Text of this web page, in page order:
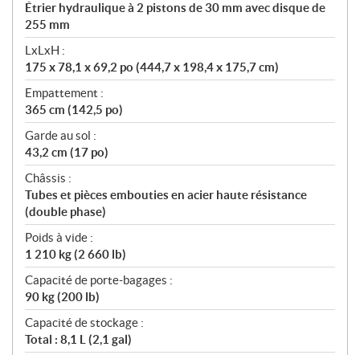
Étrier hydraulique à 2 pistons de 30 mm avec disque de
255 mm
LxLxH :
175 x 78,1 x 69,2 po (444,7 x 198,4 x 175,7 cm)
Empattement :
365 cm (142,5 po)
Garde au sol :
43,2 cm (17 po)
Châssis :
Tubes et pièces embouties en acier haute résistance
(double phase)
Poids à vide :
1 210 kg (2 660 lb)
Capacité de porte-bagages :
90 kg (200 lb)
Capacité de stockage :
Total : 8,1 L (2,1 gal)